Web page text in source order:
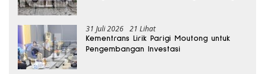
31 Juli 2026 21 Lihat
Kementrans Lirik Parigi Moutong untuk
Pengembangan Investasi